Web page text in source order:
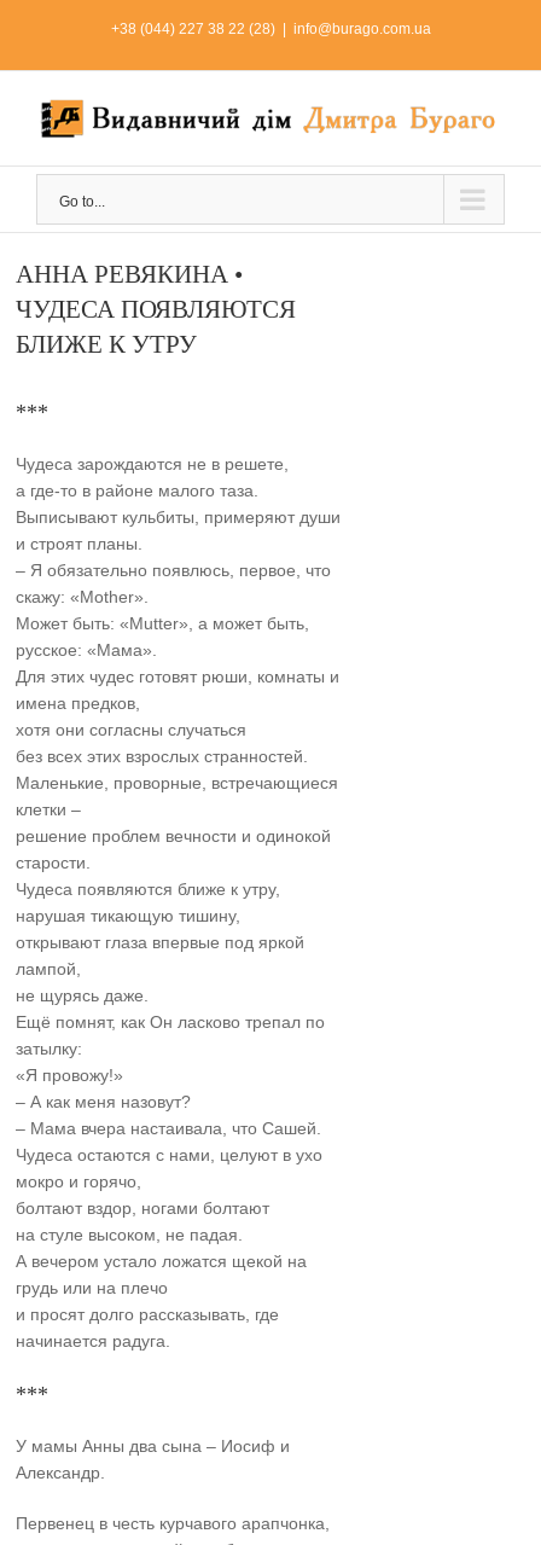
+38 (044) 227 38 22 (28) info@burago.com.ua
Go to...
АННА РЕВЯКИНА •
ЧУДЕСА ПОЯВЛЯЮТСЯ
БЛИЖЕ К УТРУ
***
Чудеса зарождаются не в решете,
а где-то в районе малого таза.
Выписывают кульбиты, примеряют души
и строят планы.
– Я обязательно появлюсь, первое, что
скажу: «Мother».
Может быть: «Mutter», а может быть,
русское: «Мама».
Для этих чудес готовят рюши, комнаты и
имена предков,
хотя они согласны случаться
без всех этих взрослых странностей.
Маленькие, проворные, встречающиеся
клетки –
решение проблем вечности и одинокой
старости.
Чудеса появляются ближе к утру,
нарушая тикающую тишину,
открывают глаза впервые под яркой
лампой,
не щурясь даже.
Ещё помнят, как Он ласково трепал по
затылку:
«Я провожу!»
– А как меня назовут?
– Мама вчера настаивала, что Сашей.
Чудеса остаются с нами, целуют в ухо
мокро и горячо,
болтают вздор, ногами болтают
на стуле высоком, не падая.
А вечером устало ложатся щекой на
грудь или на плечо
и просят долго рассказывать, где
начинается радуга.
***
У мамы Анны два сына – Иосиф и
Александр.
Первенец в честь курчавого арапчонка,